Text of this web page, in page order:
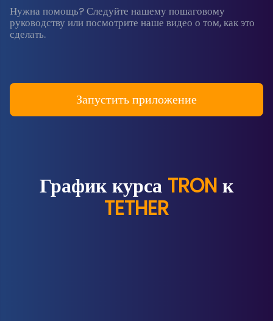
Нужна помощь? Следуйте нашему пошаговому
руководству или посмотрите наше видео о том, как это
сделать.
Запустить приложение
График курса TRON к
TETHER